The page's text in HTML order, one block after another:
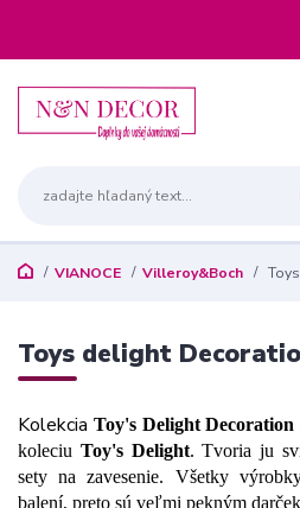
VIANOCE Villeroy&Boch
Toys delight
Kolekcia Toy's DelightDecoration
koleciu Toy's Delight. Tvoria ju
sety na zavesenie. Všetky
balení, preto sú veľmi pekným